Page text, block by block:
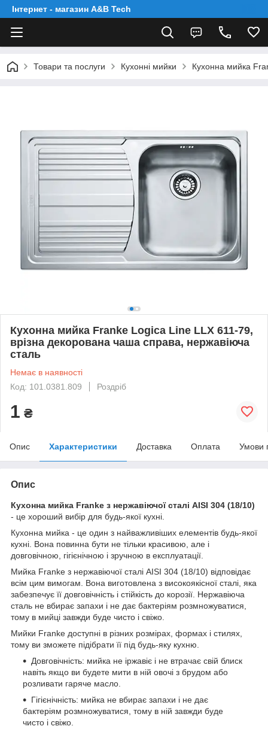
Інтернет - магазин A&B Tech
Товари та послуги Кухонні мийки Кухонна мийка
Кухонна мийка Franke Logica Line LLX 611-79,
врізна декорована чаша справа, нержавіюча
сталь
Немає в наявності
Код: 101.0381.809
Роздріб
1 ₴
Опис Характеристики Доставка Оплата Умови
Опис
Кухонна мийка Franke з нержавіючої сталі AISI 304 (18/10)
- це хороший вибір для будь-якої кухні.
Кухонна мийка - це один з найважливіших елементів будь-якої
кухні. Вона повинна бути не тільки красивою, але і
довговічною, гігієнічною і зручною в експлуатації.
Мийка Franke з нержавіючої сталі AISI 304 (18/10) відповідає
всім цим вимогам. Вона виготовлена з високоякісної сталі, яка
забезпечує її довговічність і стійкість до корозії. Нержавіюча
сталь не вбирає запахи і не дає бактеріям розмножуватися,
тому в мийці завжди буде чисто і свіжо.
Мийки Franke доступні в різних розмірах, формах і стилях,
тому ви зможете підібрати її під будь-яку кухню.
Довговічність: мийка не іржавіє і не втрачає свій блиск
навіть якщо ви будете мити в ній овочі з брудом або
розливати гаряче масло.
Гігієнічність: мийка не вбирає запахи і не дає
бактеріям розмножуватися, тому в ній завжди буде
чисто і свіжо.